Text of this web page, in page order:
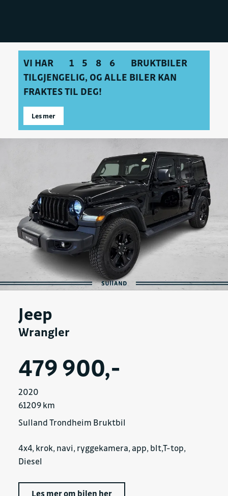
VI HAR 1586
BRUKTBILER
TILGJENGELIG, OG ALLE BILER KAN
FRAKTES TIL DEG!
Les mer
Jeep
Wrangler
479 900,-
2020
61209 km
Sulland Trondheim Bruktbil
4x4, krok, navi, ryggekamera, app, blt,T-top,
Diesel
Les mer om bilen her